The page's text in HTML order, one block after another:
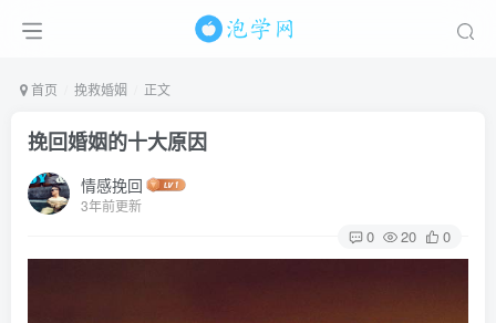
首页 挽救婚姻 正文
挽回婚姻的十大原因
情感挽回
3年前更新
0 20 0